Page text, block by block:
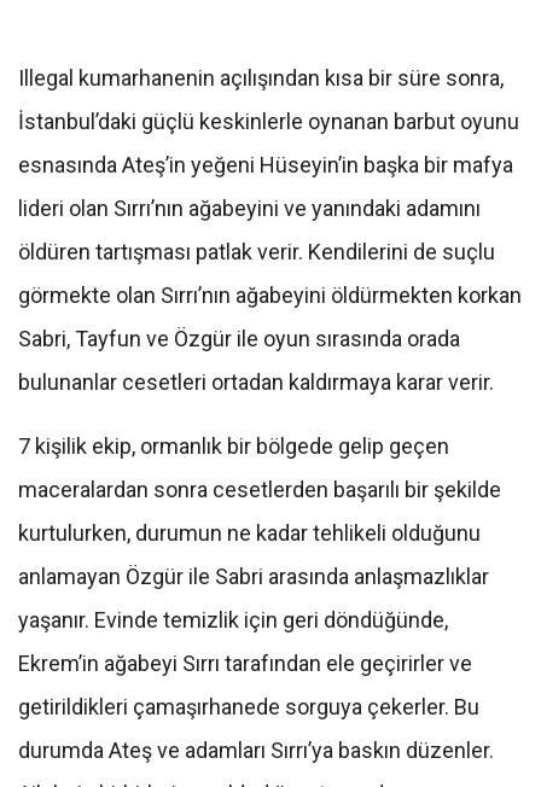
Illegal kumarhanenin açılışından kısa bir süre sonra,
İstanbul’daki güçlü keskinlerle oynanan barbut oyunu
esnasında Ateş’in yeğeni Hüseyin’in başka bir mafya
lideri olan Sırrı’nın ağabeyini ve yanındaki adamını
öldüren tartışması patlak verir. Kendilerini de suçlu
görmekte olan Sırrı’nın ağabeyini öldürmekten korkan
Sabri, Tayfun ve Özgür ile oyun sırasında orada
bulunanlar cesetleri ortadan kaldırmaya karar verir.
7 kişilik ekip, ormanlık bir bölgede gelip geçen
maceralardan sonra cesetlerden başarılı bir şekilde
kurtulurken, durumun ne kadar tehlikeli olduğunu
anlamayan Özgür ile Sabri arasında anlaşmazlıklar
yaşanır. Evinde temizlik için geri döndüğünde,
Ekrem’in ağabeyi Sırrı tarafından ele geçirirler ve
getirildikleri çamaşırhanede sorguya çekerler. Bu
durumda Ateş ve adamları Sırrı’ya baskın düzenler.